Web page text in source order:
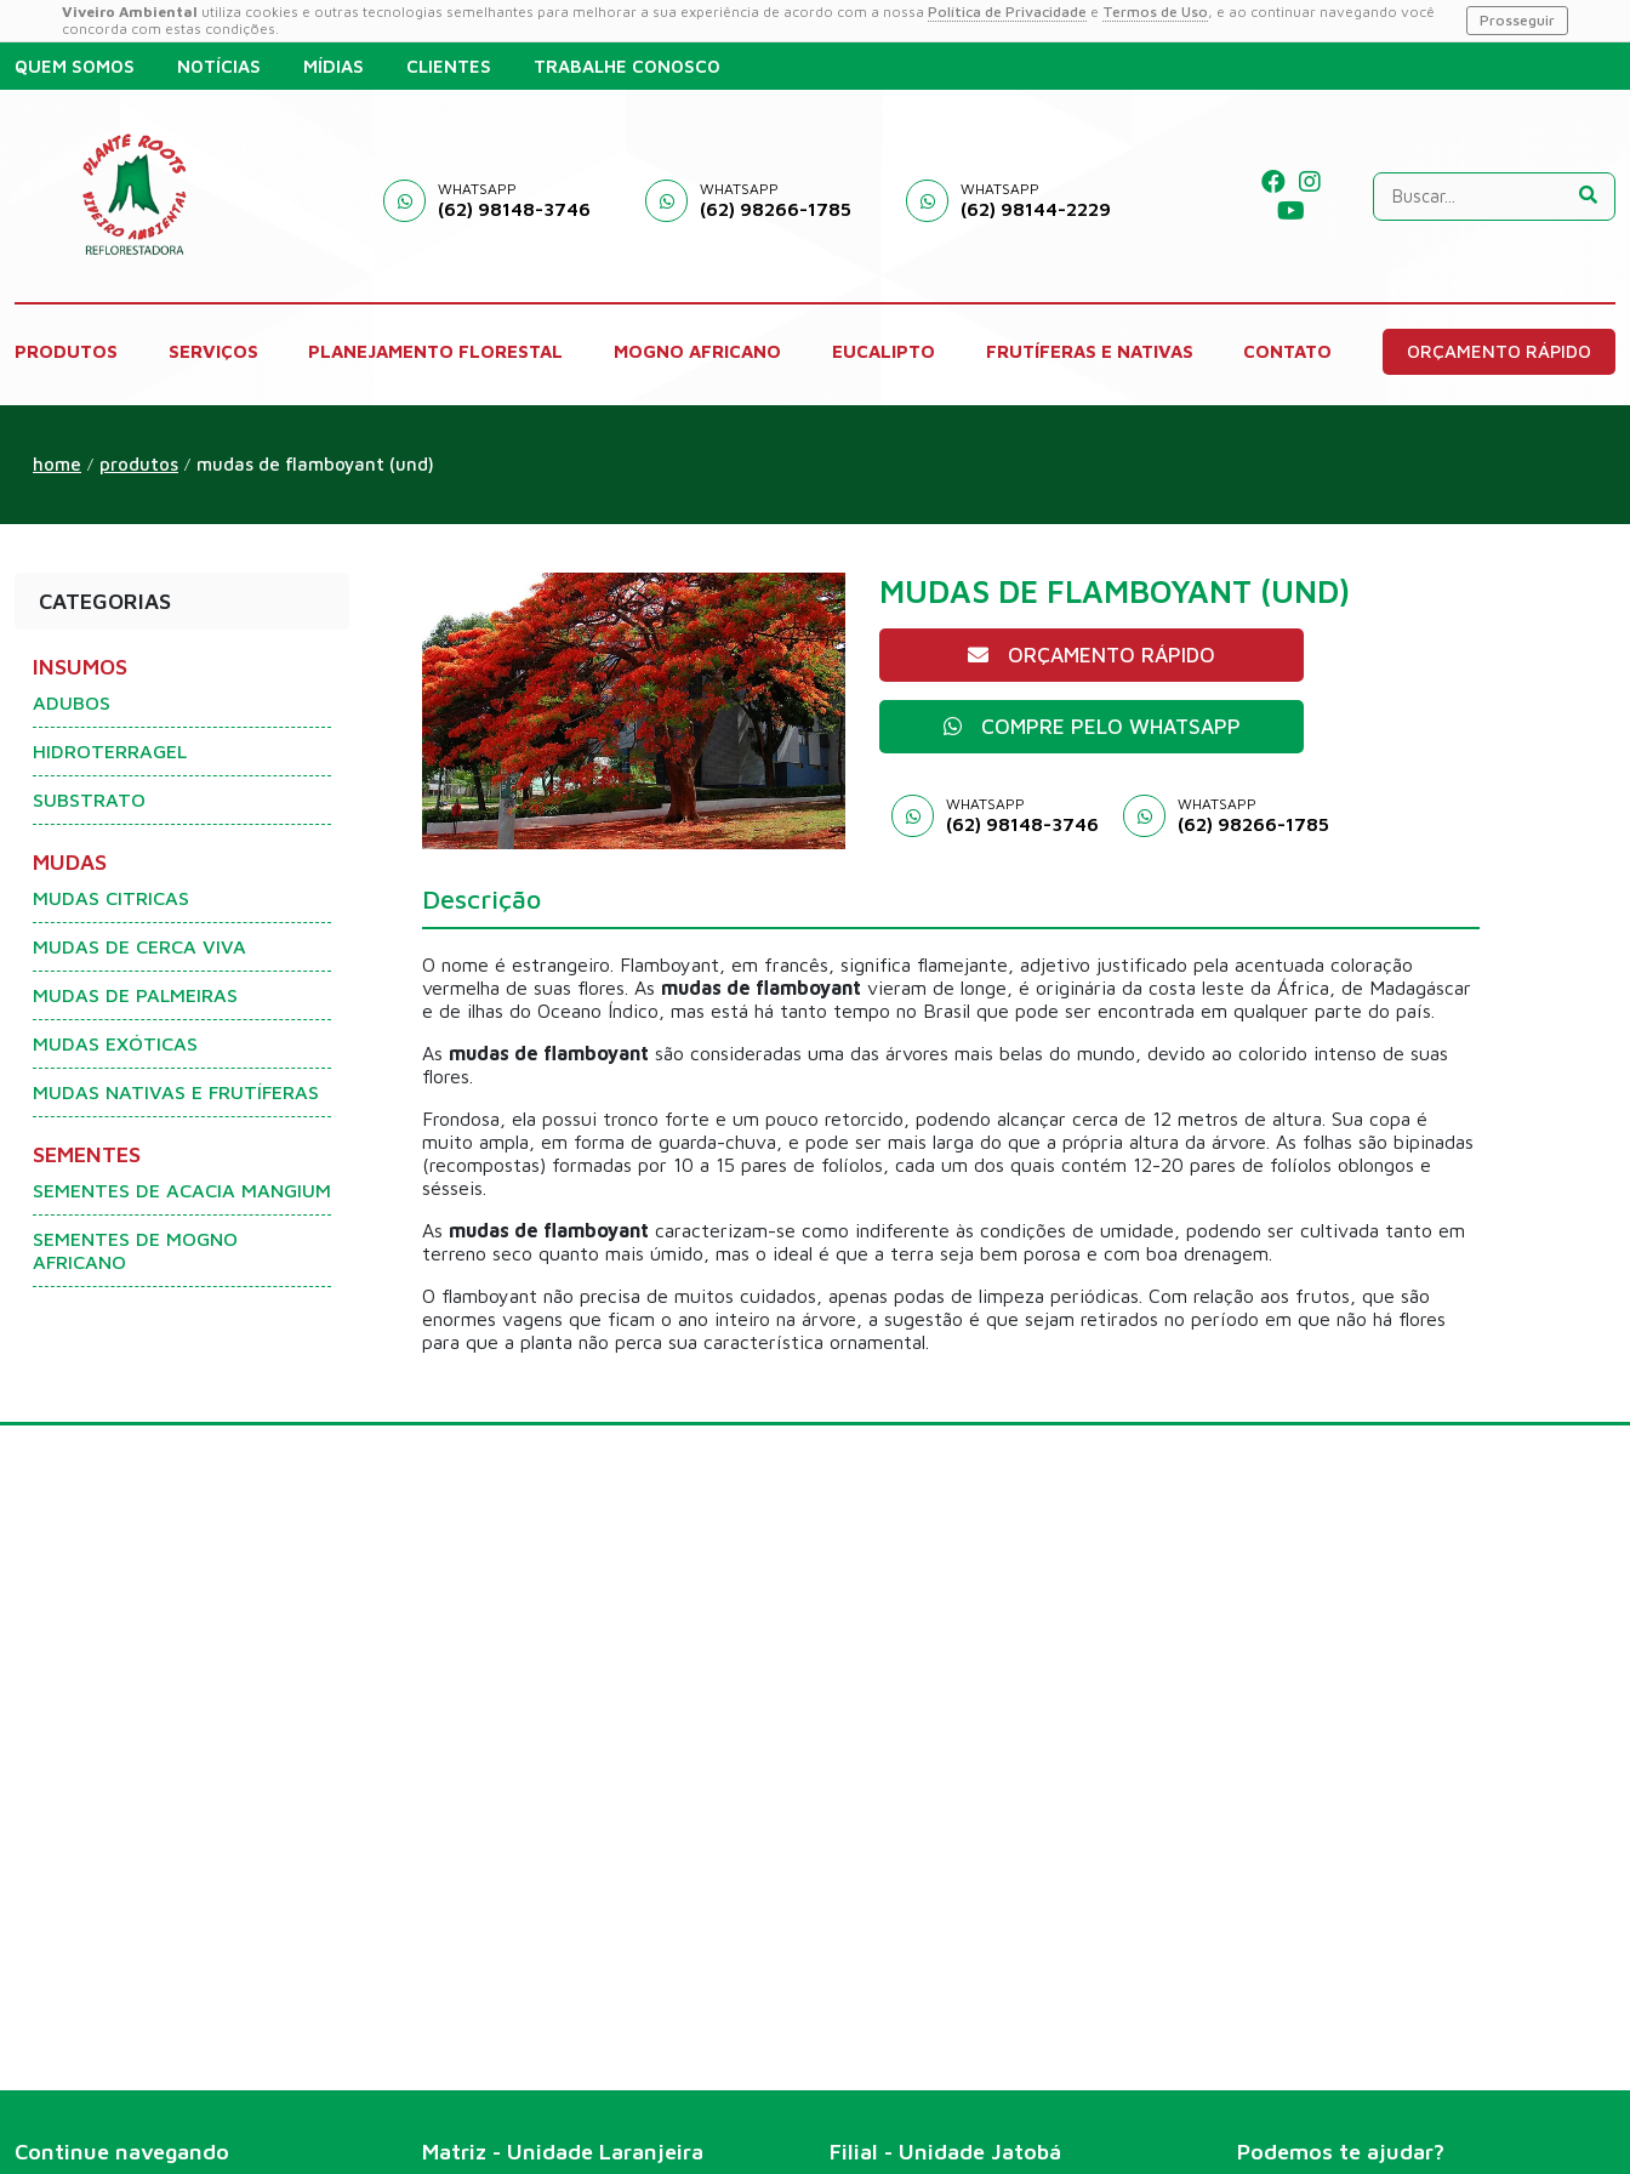
Viveiro Ambiental utiliza cookies e outras tecnologias semelhantes para melhorar a sua experiência de acordo com a nossa Política de Privacidade e Termos de Uso, e ao continuar navegando você
concorda com estas condições.
Prosseguir
QUEM SOMOS NOTÍCIAS MÍDIAS CLIENTES TRABALHE CONOSCO
WHATSAPP
(62) 98148-3746
WHATSAPP
(62) 98266-1785
WHATSAPP
(62) 98144-2229
PRODUTOS SERVIÇOS PLANEJAMENTO FLORESTAL MOGNO AFRICANO EUCALIPTO FRUTÍFERAS E NATIVAS CONTATO ORÇAMENTO RÁPIDO
home / produtos / mudas de flamboyant (und)
CATEGORIAS
INSUMOS
ADUBOS
HIDROTERRAGEL
SUBSTRATO
MUDAS
MUDAS CITRICAS
MUDAS DE CERCA VIVA
MUDAS DE PALMEIRAS
MUDAS EXÓTICAS
MUDAS NATIVAS E FRUTÍFERAS
SEMENTES
SEMENTES DE ACACIA MANGIUM
SEMENTES DE MOGNO
AFRICANO
MUDAS DE FLAMBOYANT (UND)
ORÇAMENTO RÁPIDO
COMPRE PELO WHATSAPP
WHATSAPP
(62) 98148-3746
WHATSAPP
(62) 98266-1785
Descrição
O nome é estrangeiro. Flamboyant, em francês, significa flamejante, adjetivo justificado pela acentuada coloração
vermelha de suas flores. As mudas de flamboyant vieram de longe, é originária da costa leste da África, de Madagáscar
e de ilhas do Oceano Índico, mas está há tanto tempo no Brasil que pode ser encontrada em qualquer parte do país.
As mudas de flamboyant são consideradas uma das árvores mais belas do mundo, devido ao colorido intenso de suas
flores.
Frondosa, ela possui tronco forte e um pouco retorcido, podendo alcançar cerca de 12 metros de altura. Sua copa é
muito ampla, em forma de guarda-chuva, e pode ser mais larga do que a própria altura da árvore. As folhas são bipinadas
(recompostas) formadas por 10 a 15 pares de folíolos, cada um dos quais contém 12-20 pares de folíolos oblongos e
sésseis.
As mudas de flamboyant caracterizam-se como indiferente às condições de umidade, podendo ser cultivada tanto em
terreno seco quanto mais úmido, mas o ideal é que a terra seja bem porosa e com boa drenagem.
O flamboyant não precisa de muitos cuidados, apenas podas de limpeza periódicas. Com relação aos frutos, que são
enormes vagens que ficam o ano inteiro na árvore, a sugestão é que sejam retirados no período em que não há flores
para que a planta não perca sua característica ornamental.
Continue navegando Matriz - Unidade Laranjeira Filial - Unidade Jatobá Podemos te ajudar?